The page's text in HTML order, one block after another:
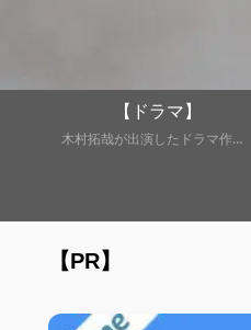
【ドラマ】
木村拓哉が出演したドラマ作品に関する記事を集めました。
【PR】